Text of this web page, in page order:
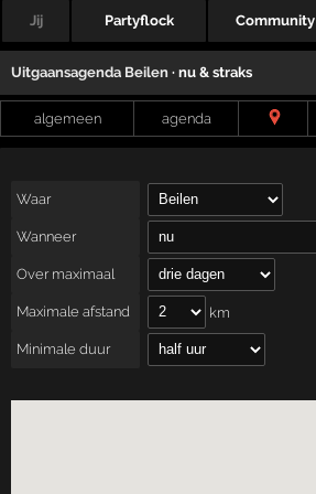
Jij Partyflock Community
Uitgaansagenda Beilen · nu & straks
algemeen agenda
Waar
Wanneer
Over maximaal
Maximale afstand km
Minimale duur